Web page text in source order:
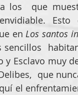
los  que
Esto
en Los santos
Esclavo muy
que
el